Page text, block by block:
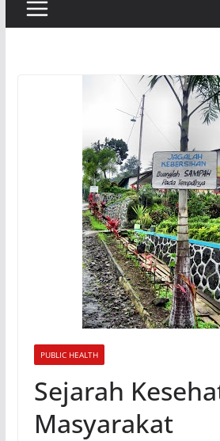
PUBLIC HEALTH
Sejarah
Masyarakat